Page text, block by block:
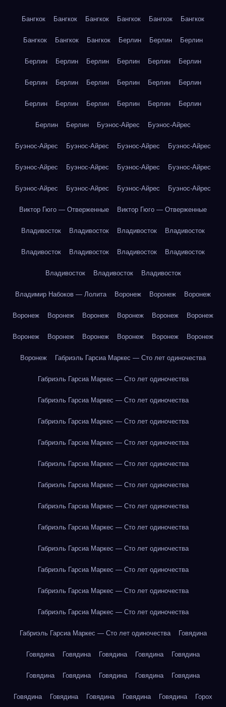
Бангкок Бангкок Бангкок Бангкок Бангкок Бангкок
Бангкок Бангкок Бангкок Берлин Берлин Берлин
Берлин Берлин Берлин Берлин Берлин Берлин
Берлин Берлин Берлин Берлин Берлин Берлин
Берлин Берлин Берлин Берлин Берлин Берлин
Берлин Берлин Буэнос-Айрес Буэнос-Айрес
Буэнос-Айрес Буэнос-Айрес Буэнос-Айрес Буэнос-Айрес
Буэнос-Айрес Буэнос-Айрес Буэнос-Айрес Буэнос-Айрес
Буэнос-Айрес Буэнос-Айрес Буэнос-Айрес Буэнос-Айрес
Виктор Гюго — Отверженные Виктор Гюго — Отверженные
Владивосток Владивосток Владивосток Владивосток
Владивосток Владивосток Владивосток Владивосток
Владивосток Владивосток Владивосток
Владимир Набоков — Лолита Воронеж Воронеж Воронеж
Воронеж Воронеж Воронеж Воронеж Воронеж Воронеж
Воронеж Воронеж Воронеж Воронеж Воронеж Воронеж
Воронеж Габриэль Гарсиа Маркес — Сто лет одиночества
Габриэль Гарсиа Маркес — Сто лет одиночества
Габриэль Гарсиа Маркес — Сто лет одиночества
Габриэль Гарсиа Маркес — Сто лет одиночества
Габриэль Гарсиа Маркес — Сто лет одиночества
Габриэль Гарсиа Маркес — Сто лет одиночества
Габриэль Гарсиа Маркес — Сто лет одиночества
Габриэль Гарсиа Маркес — Сто лет одиночества
Габриэль Гарсиа Маркес — Сто лет одиночества
Габриэль Гарсиа Маркес — Сто лет одиночества
Габриэль Гарсиа Маркес — Сто лет одиночества
Габриэль Гарсиа Маркес — Сто лет одиночества
Габриэль Гарсиа Маркес — Сто лет одиночества
Габриэль Гарсиа Маркес — Сто лет одиночества Говядина
Говядина Говядина Говядина Говядина Говядина
Говядина Говядина Говядина Говядина Говядина
Говядина Говядина Говядина Говядина Говядина Горох